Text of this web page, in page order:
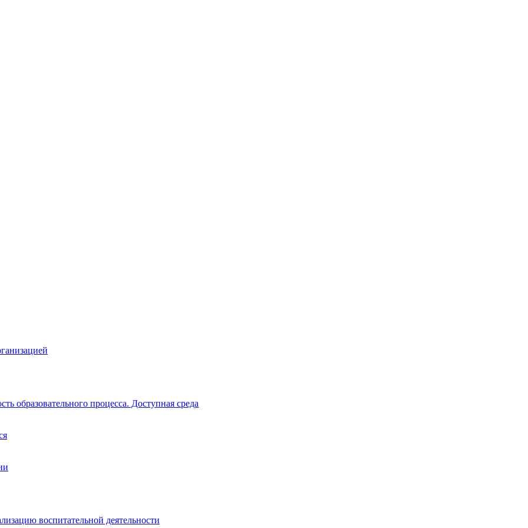
образовательного процесса. Доступная среда
воспитательной деятельности